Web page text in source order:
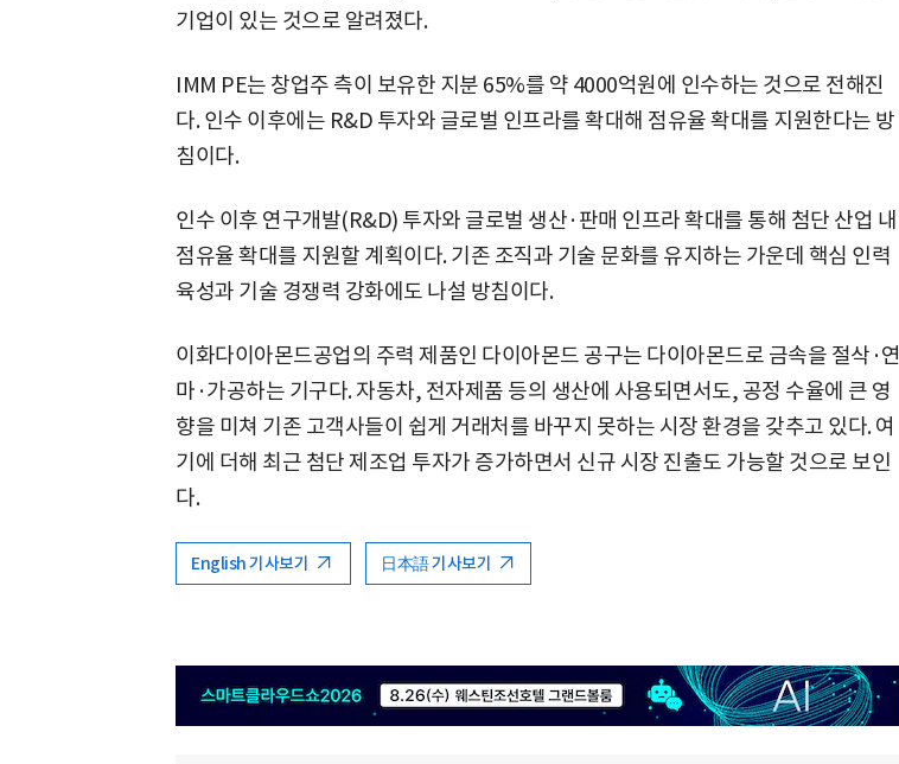
기업이 있는 것으로 알려졌다.
IMM PE는 창업주 측이 보유한 지분 65%를 약 4000억원에 인수하는 것으로 전해진
다. 인수 이후에는 R&D 투자와 글로벌 인프라를 확대해 점유율 확대를 지원한다는 방
침이다.
인수 이후 연구개발(R&D) 투자와 글로벌 생산·판매 인프라 확대를 통해 첨단 산업 내
점유율 확대를 지원할 계획이다. 기존 조직과 기술 문화를 유지하는 가운데 핵심 인력
육성과 기술 경쟁력 강화에도 나설 방침이다.
이화다이아몬드공업의 주력 제품인 다이아몬드 공구는 다이아몬드로 금속을 절삭·연
마·가공하는 기구다. 자동차, 전자제품 등의 생산에 사용되면서도, 공정 수율에 큰 영
향을 미쳐 기존 고객사들이 쉽게 거래처를 바꾸지 못하는 시장 환경을 갖추고 있다. 여
기에 더해 최근 첨단 제조업 투자가 증가하면서 신규 시장 진출도 가능할 것으로 보인
다.
English 기사보기 日本語 기사보기